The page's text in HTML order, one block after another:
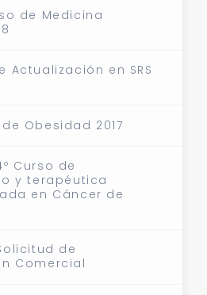
de Medicina
Actualización en SRS
Obesidad 2017
Curso de
y terapéutica
en Cáncer de
de
Comercial